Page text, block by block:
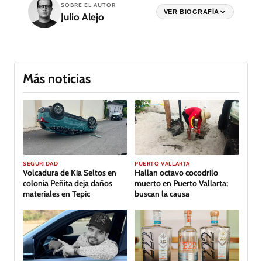
SOBRE EL AUTOR
Julio Alejo VER BIOGRAFÍA
Más noticias
GALERÍA
SEGURIDAD
Volcadura de Kia Seltos en
colonia Peñita deja daños
materiales en Tepic
PUERTO VALLARTA
Hallan octavo cocodrilo
muerto en Puerto Vallarta;
buscan la causa